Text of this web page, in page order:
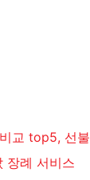
교 top5, 선불
장례 서비스